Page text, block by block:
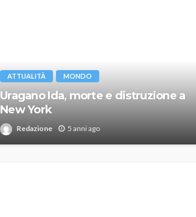
ATTUALITÀ MONDO
Uragano Ida, morte e distruzione a
New York
Redazione 5 anni ago